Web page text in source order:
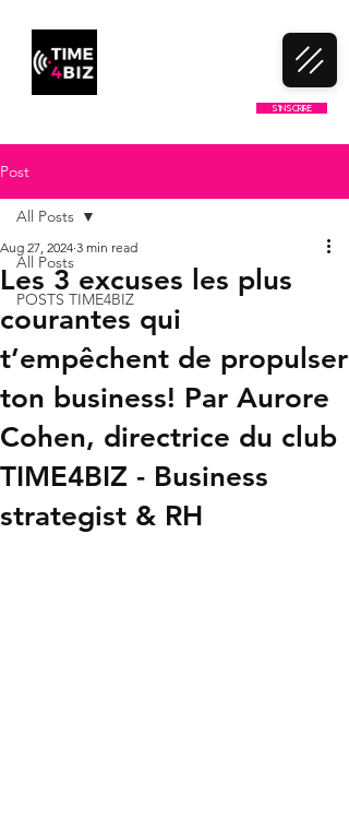
S'inscrire
Post
All Posts
POSTS TIME4BIZ
All Posts
Les 3 excuses les plus
courantes qui
t’empêchent de propulser
ton business! Par Aurore
Cohen, directrice du club
TIME4BIZ - Business
strategist & RH
Aug 27, 2024 3 min read